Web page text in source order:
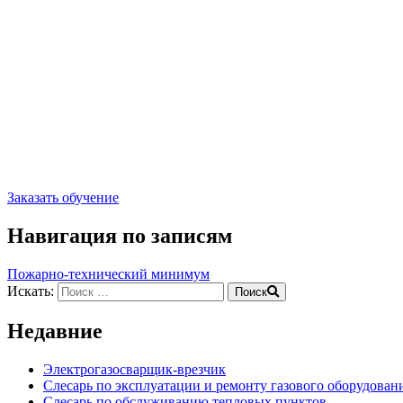
Заказать обучение
Навигация по записям
Пожарно-технический минимум
Искать:
Поиск
Недавние
Электрогазосварщик-врезчик
Слесарь по эксплуатации и ремонту газового